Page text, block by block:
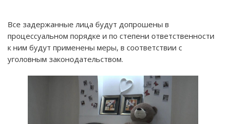
Все задержанные лица будут допрошены в
процессуальном порядке и по степени ответственности
к ним будут применены меры, в соответствии с
уголовным законодательством.